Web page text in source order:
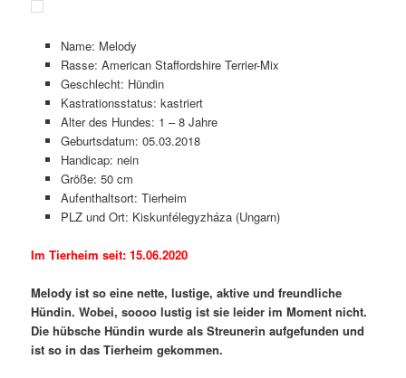
Name: Melody
Rasse: American Staffordshire Terrier-Mix
Geschlecht: Hündin
Kastrationsstatus: kastriert
Alter des Hundes: 1 – 8 Jahre
Geburtsdatum: 05.03.2018
Handicap: nein
Größe: 50 cm
Aufenthaltsort: Tierheim
PLZ und Ort: Kiskunfélegyzháza (Ungarn)
Im Tierheim seit: 15.06.2020
Melody ist so eine nette, lustige, aktive und freundliche
Hündin. Wobei, soooo lustig ist sie leider im Moment nicht.
Die hübsche Hündin wurde als Streunerin aufgefunden und
ist so in das Tierheim gekommen.